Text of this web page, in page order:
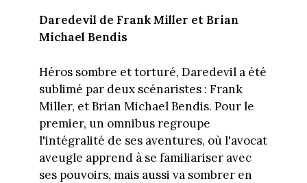
Daredevil de Frank Miller et Brian
Michael Bendis
Héros sombre et torturé, Daredevil a été
sublimé par deux scénaristes : Frank
Miller, et Brian Michael Bendis. Pour le
premier, un omnibus regroupe
l'intégralité de ses aventures, où l'avocat
aveugle apprend à se familiariser avec
ses pouvoirs, mais aussi va sombrer en